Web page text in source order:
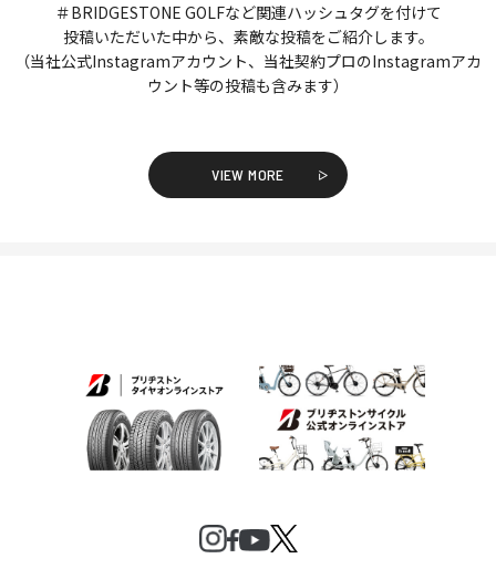
＃BRIDGESTONE GOLFなど関連ハッシュタグを付けて
投稿いただいた中から、素敵な投稿をご紹介します。
（当社公式Instagramアカウント、当社契約プロのInstagramアカ
ウント等の投稿も含みます）
VIEW MORE